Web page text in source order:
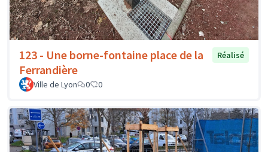
123 - Une borne-fontaine place de la
Ferrandière
Réalisé
Ville de Lyon 0 0